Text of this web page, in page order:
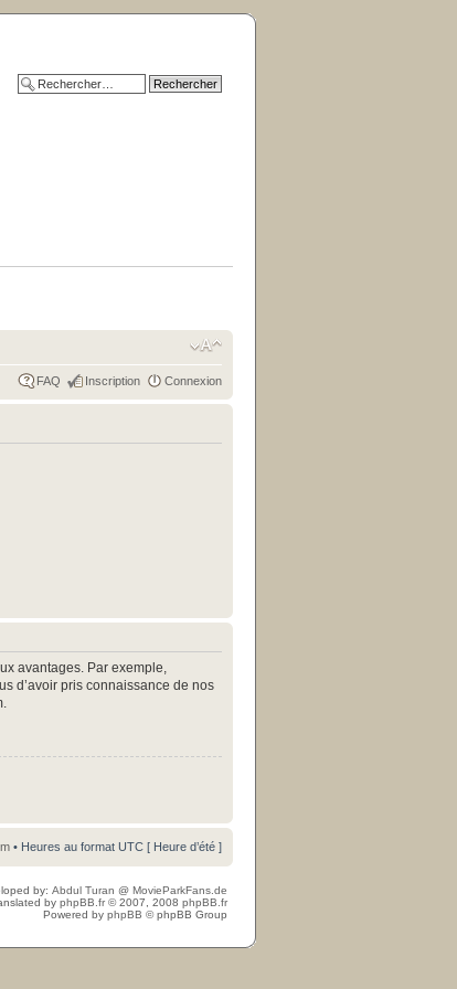
FAQ Inscription Connexion
avantages. Par exemple,
d’avoir pris connaissance de nos
• Heures au format UTC [ Heure d’été ]
by: Abdul Turan @ MovieParkFans.de
by phpBB.fr © 2007, 2008 phpBB.fr
Powered by phpBB © phpBB Group